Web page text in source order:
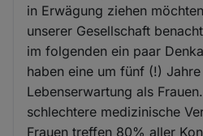
in Erwägung ziehen
unserer Gesellschaft
im folgenden ein paar
haben eine um fünf (!)
Lebenserwartung als
schlechtere medizinische
Frauen treffen 80% aller